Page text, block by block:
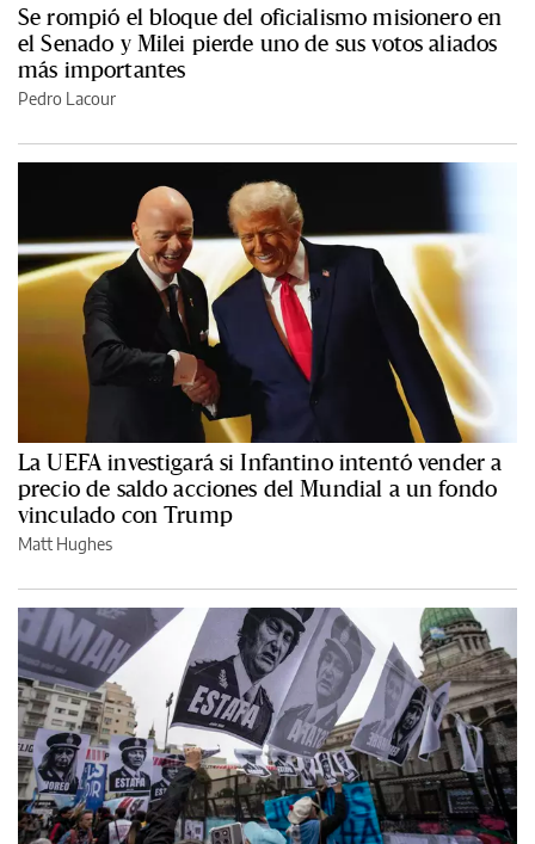
Se rompió el bloque del oficialismo misionero en
el Senado y Milei pierde uno de sus votos aliados
más importantes
Pedro Lacour
La UEFA investigará si Infantino intentó vender a
precio de saldo acciones del Mundial a un fondo
vinculado con Trump
Matt Hughes